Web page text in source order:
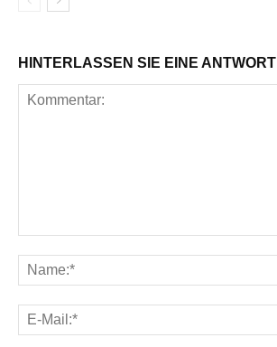
HINTERLASSEN SIE EINE ANTWORT